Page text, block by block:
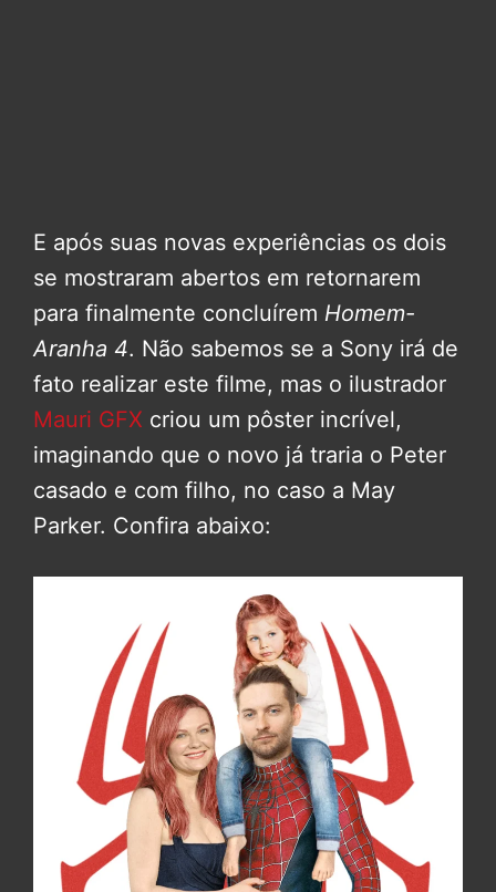
E após suas novas experiências os dois
se mostraram abertos em retornarem
para finalmente concluírem Homem-
Aranha 4. Não sabemos se a Sony irá de
fato realizar este filme, mas o ilustrador
Mauri GFX criou um pôster incrível,
imaginando que o novo já traria o Peter
casado e com filho, no caso a May
Parker. Confira abaixo: